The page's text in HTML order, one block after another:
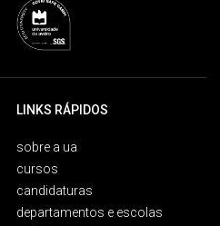
LINKS RÁPIDOS
sobre a ua
cursos
candidaturas
departamentos e escolas